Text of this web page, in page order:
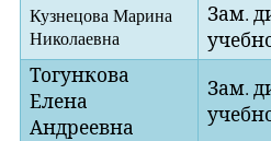
Кузнецова Марина
Николаевна
Зам.
Тогункова
Елена
Андреевна
Зам.